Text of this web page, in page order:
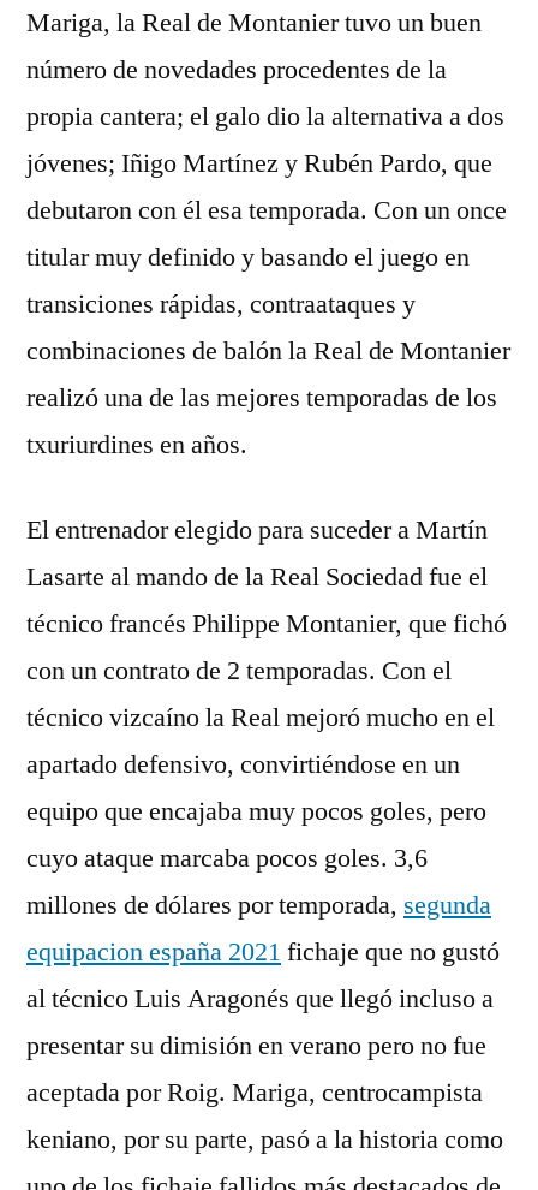
Mariga, la Real de Montanier tuvo un buen
número de novedades procedentes de la
propia cantera; el galo dio la alternativa a dos
jóvenes; Iñigo Martínez y Rubén Pardo, que
debutaron con él esa temporada. Con un once
titular muy definido y basando el juego en
transiciones rápidas, contraataques y
combinaciones de balón la Real de Montanier
realizó una de las mejores temporadas de los
txuriurdines en años.
El entrenador elegido para suceder a Martín
Lasarte al mando de la Real Sociedad fue el
técnico francés Philippe Montanier, que fichó
con un contrato de 2 temporadas. Con el
técnico vizcaíno la Real mejoró mucho en el
apartado defensivo, convirtiéndose en un
equipo que encajaba muy pocos goles, pero
cuyo ataque marcaba pocos goles. 3,6
millones de dólares por temporada, segunda
equipacion españa 2021 fichaje que no gustó
al técnico Luis Aragonés que llegó incluso a
presentar su dimisión en verano pero no fue
aceptada por Roig. Mariga, centrocampista
keniano, por su parte, pasó a la historia como